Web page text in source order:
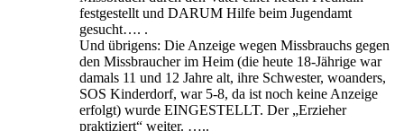
festgestellt und DARUM Hilfe beim Jugendamt
gesucht…. .
Und übrigens: Die Anzeige wegen Missbrauchs gegen
den Missbraucher im Heim (die heute 18-Jährige war
damals 11 und 12 Jahre alt, ihre Schwester, woanders,
SOS Kinderdorf, war 5-8, da ist noch keine Anzeige
erfolgt) wurde EINGESTELLT. Der „Erzieher
praktiziert“ weiter. …..